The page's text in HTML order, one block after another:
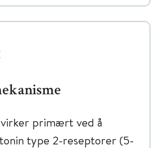
primært ved å
type 2-reseptorer (5-